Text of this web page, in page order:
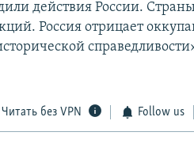
действия России.
Россия отрицает
Читать без VPN Follow us